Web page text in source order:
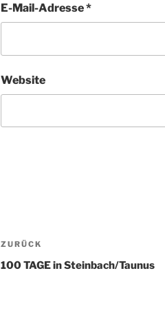
E-Mail-Adresse*
Website
Beitragsnavigation
Vorheriger
Beitrag
ZURÜCK
100 TAGE in Steinbach/Taunus